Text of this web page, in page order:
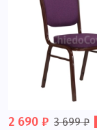
2 690 ₽ 3 699 ₽